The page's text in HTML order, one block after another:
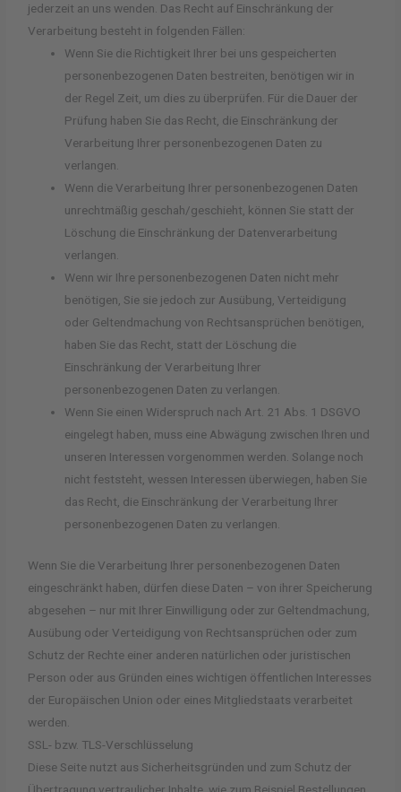
jederzeit an uns wenden. Das Recht auf Einschränkung der
Verarbeitung besteht in folgenden Fällen:
Wenn Sie die Richtigkeit Ihrer bei uns gespeicherten
personenbezogenen Daten bestreiten, benötigen wir in
der Regel Zeit, um dies zu überprüfen. Für die Dauer der
Prüfung haben Sie das Recht, die Einschränkung der
Verarbeitung Ihrer personenbezogenen Daten zu
verlangen.
Wenn die Verarbeitung Ihrer personenbezogenen Daten
unrechtmäßig geschah/geschieht, können Sie statt der
Löschung die Einschränkung der Datenverarbeitung
verlangen.
Wenn wir Ihre personenbezogenen Daten nicht mehr
benötigen, Sie sie jedoch zur Ausübung, Verteidigung
oder Geltendmachung von Rechtsansprüchen benötigen,
haben Sie das Recht, statt der Löschung die
Einschränkung der Verarbeitung Ihrer
personenbezogenen Daten zu verlangen.
Wenn Sie einen Widerspruch nach Art. 21 Abs. 1 DSGVO
eingelegt haben, muss eine Abwägung zwischen Ihren und
unseren Interessen vorgenommen werden. Solange noch
nicht feststeht, wessen Interessen überwiegen, haben Sie
das Recht, die Einschränkung der Verarbeitung Ihrer
personenbezogenen Daten zu verlangen.
Wenn Sie die Verarbeitung Ihrer personenbezogenen Daten
eingeschränkt haben, dürfen diese Daten – von ihrer Speicherung
abgesehen – nur mit Ihrer Einwilligung oder zur Geltendmachung,
Ausübung oder Verteidigung von Rechtsansprüchen oder zum
Schutz der Rechte einer anderen natürlichen oder juristischen
Person oder aus Gründen eines wichtigen öffentlichen Interesses
der Europäischen Union oder eines Mitgliedstaats verarbeitet
werden.
SSL- bzw. TLS-Verschlüsselung
Diese Seite nutzt aus Sicherheitsgründen und zum Schutz der
Übertragung vertraulicher Inhalte, wie zum Beispiel Bestellungen